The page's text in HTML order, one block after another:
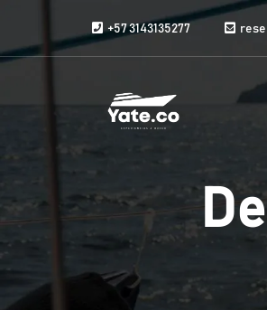
+57 3143135277